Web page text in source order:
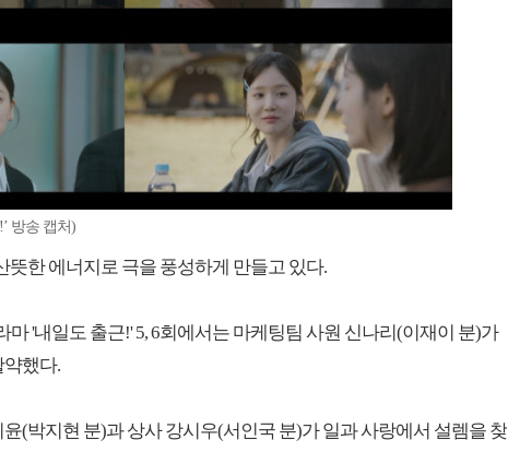
방송 캡처)
뜻한 에너지로 극을 풍성하게 만들고 있다.
마 '내일도 출근!' 5, 6회에서는 마케팅팀 사원 신나리(이재이 분)가
약했다.
(박지현 분)과 상사 강시우(서인국 분)가 일과 사랑에서 설렘을 찾